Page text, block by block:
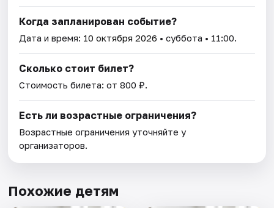
Когда запланирован событие?
Дата и время: 10 октября 2026 • суббота • 11:00.
Сколько стоит билет?
Стоимость билета: от 800 ₽.
Есть ли возрастные ограничения?
Возрастные ограничения уточняйте у
организаторов.
Похожие детям